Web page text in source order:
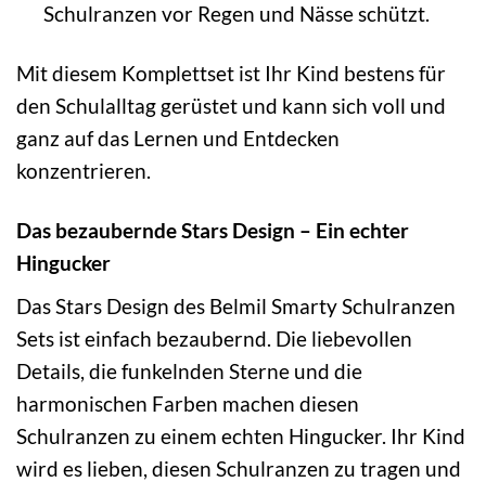
Schulranzen vor Regen und Nässe schützt.
Mit diesem Komplettset ist Ihr Kind bestens für
den Schulalltag gerüstet und kann sich voll und
ganz auf das Lernen und Entdecken
konzentrieren.
Das bezaubernde Stars Design – Ein echter
Hingucker
Das Stars Design des Belmil Smarty Schulranzen
Sets ist einfach bezaubernd. Die liebevollen
Details, die funkelnden Sterne und die
harmonischen Farben machen diesen
Schulranzen zu einem echten Hingucker. Ihr Kind
wird es lieben, diesen Schulranzen zu tragen und